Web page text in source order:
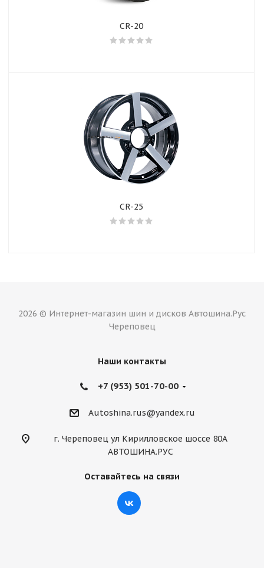
CR-20
CR-25
2026 © Интернет-магазин шин и дисков Автошина.Рус
Череповец
Наши контакты
+7 (953) 501-70-00
Autoshina.rus@yandex.ru
г. Череповец ул Кирилловское шоссе 80А
АВТОШИНА.РУС
Оставайтесь на связи